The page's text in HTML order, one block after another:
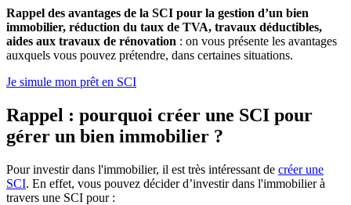
Rappel des avantages de la SCI pour la gestion d’un bien
immobilier, réduction du taux de TVA, travaux déductibles,
aides aux travaux de rénovation : on vous présente les avantages
auxquels vous pouvez prétendre, dans certaines situations.
Je simule mon prêt en SCI
Rappel : pourquoi créer une SCI pour
gérer un bien immobilier ?
Pour investir dans l'immobilier, il est très intéressant de créer une
SCI. En effet, vous pouvez décider d’investir dans l'immobilier à
travers une SCI pour :